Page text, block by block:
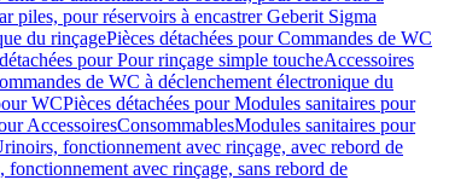
piles, pour réservoirs à encastrer Geberit Sigma
du rinçagePièces détachées pour Commandes de WC
pour Pour rinçage simple toucheAccessoires
de WC à déclenchement électronique du
WCPièces détachées pour Modules sanitaires pour
AccessoiresConsommablesModules sanitaires pour
fonctionnement avec rinçage, avec rebord de
fonctionnement avec rinçage, sans rebord de